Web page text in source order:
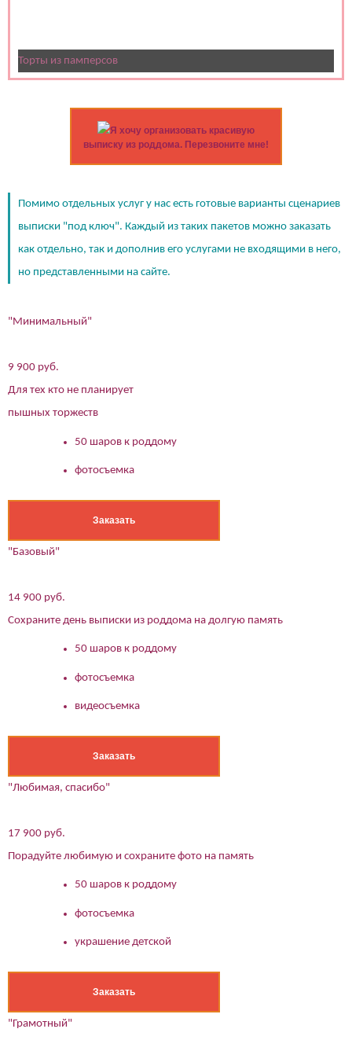
мессенджер)
Торты из памперсов
Я хочу организовать красивую
выписку из роддома. Перезвоните мне!
Помимо отдельных услуг у нас есть готовые варианты сценариев
выписки "под ключ". Каждый из таких пакетов можно заказать
как отдельно, так и дополнив его услугами не входящими в него,
но представленными на сайте.
"Минимальный"
9 900 руб.
Для тех кто не планирует
пышных торжеств
50 шаров к роддому
фотосъемка
Заказать
"Базовый"
14 900 руб.
Сохраните день выписки из роддома на долгую память
50 шаров к роддому
фотосъемка
видеосъемка
Заказать
"Любимая, спасибо"
17 900 руб.
Порадуйте любимую и сохраните фото на память
50 шаров к роддому
фотосъемка
украшение детской
Заказать
"Грамотный"